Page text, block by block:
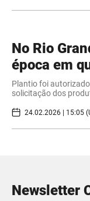
No Rio
época em
Plantio foi
solicitação dos
24.02.2026 | 15:05
Newsletter